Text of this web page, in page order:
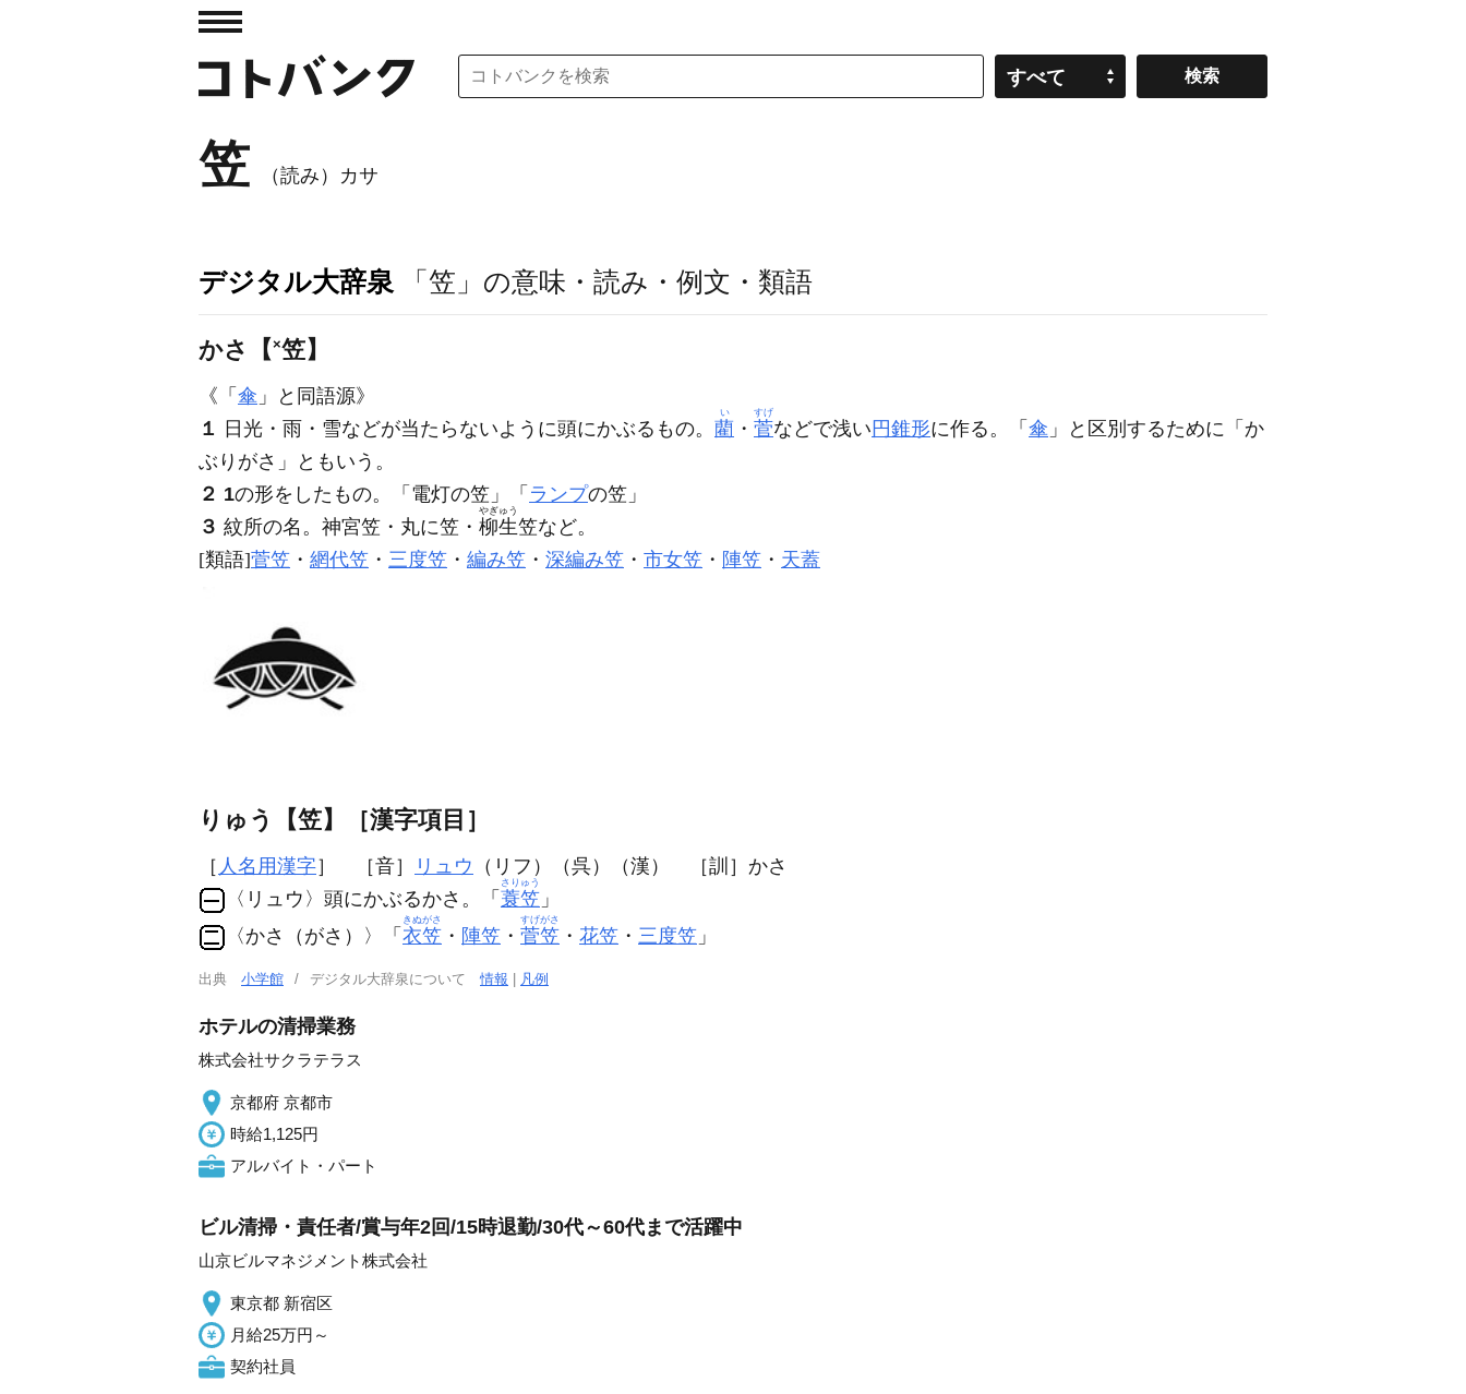
すべて
笠 （読み）カサ
デジタル大辞泉 「笠」の意味・読み・例文・類語
かさ【 ×笠】
《「 傘 」と同語源》
１
日光・雨・雪などが当たらないように頭にかぶるもの。 藺
い
・ 菅
すげ
などで浅い 円錐形に作る。「 傘 」と区別するために「か
ぶりがさ」ともいう。
２ 1の形をしたもの。「電灯の笠 」「 ランプの笠 」
３ 紋所の名。神宮笠・丸に笠・ 柳生
やぎゅう
笠など。
[類語]菅笠 ・ 網代笠 ・ 三度笠 ・ 編み笠 ・ 深編み笠 ・ 市女笠 ・ 陣笠 ・ 天蓋
りゅう【笠】［漢字項目］
［ 人名用漢字］ ［音］ リュウ （リフ）（呉）（漢） ［訓］かさ
〈リュウ〉頭にかぶるかさ。「 蓑笠
さりゅう
」
〈かさ（がさ）〉「 衣笠
きぬがさ
・ 陣笠 ・ 菅笠
すげがさ
・ 花笠 ・ 三度笠 」
出典 小学館 デジタル大辞泉について情報 凡例
ホテルの清掃業務
株式会社サクラテラス
京都府 京都市
時給1,125円
アルバイト・パート
ビル清掃・責任者/賞与年2回/15時退勤/30代～60代まで活躍中
山京ビルマネジメント株式会社
東京都 新宿区
月給25万円～
契約社員